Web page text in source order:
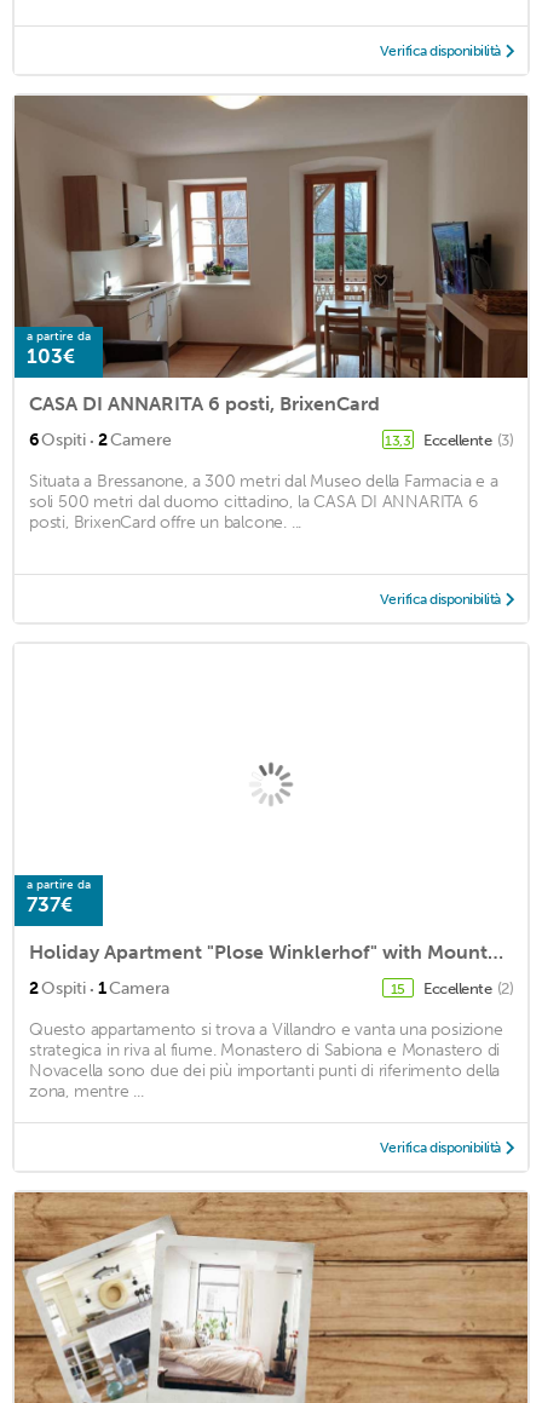
Verifica disponibilità
a partire da
103€
CASA DI ANNARITA 6 posti, BrixenCard
6Ospiti · 2Camere 13,3 Eccellente (3)
Situata a Bressanone, a 300 metri dal Museo della Farmacia e a
soli 500 metri dal duomo cittadino, la CASA DI ANNARITA 6
posti, BrixenCard offre un balcone. ...
Verifica disponibilità
a partire da
737€
Holiday Apartment "Plose Winklerhof" with Mountain View, Balcony & Wi-Fi
2Ospiti · 1Camera 15 Eccellente (2)
Questo appartamento si trova a Villandro e vanta una posizione
strategica in riva al fiume. Monastero di Sabiona e Monastero di
Novacella sono due dei più importanti punti di riferimento della
zona, mentre ...
Verifica disponibilità